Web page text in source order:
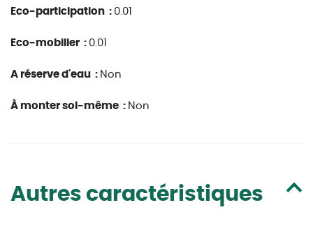
Eco-participation : 0.01
Eco-mobilier : 0.01
A réserve d'eau : Non
À monter soi-même : Non
Autres caractéristiques